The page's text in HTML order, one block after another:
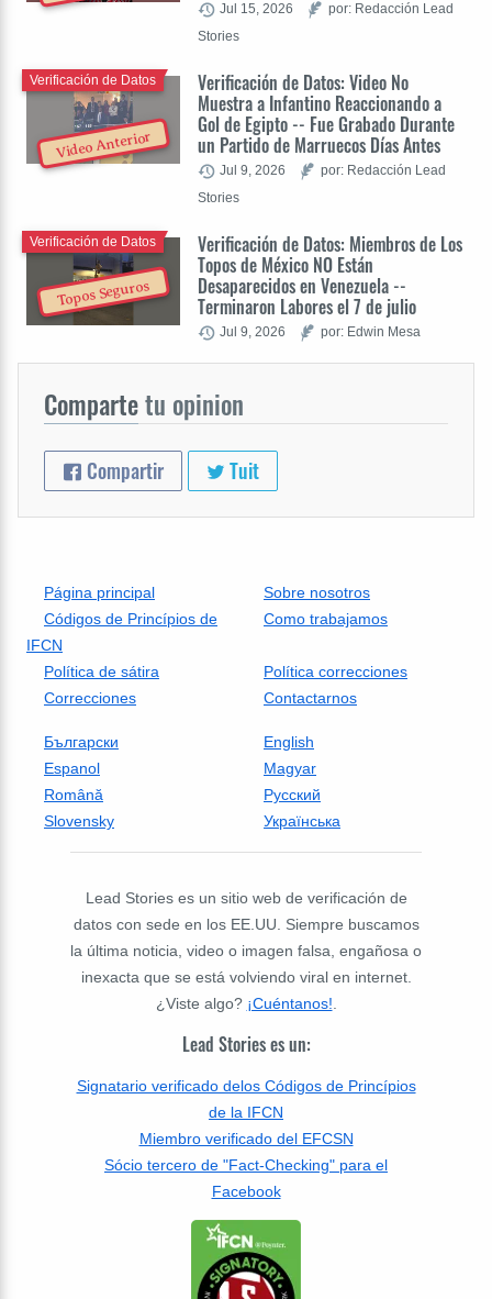
Jul 15, 2026
por: Redacción Lead
Stories
Video Anterior
Verificación de Datos: Video No
Muestra a Infantino Reaccionando a
Gol de Egipto -- Fue Grabado Durante
un Partido de Marruecos Días Antes
Verificación de Datos
Jul 9, 2026
por: Redacción Lead
Stories
Topos Seguros
Verificación de Datos: Miembros de Los
Topos de México NO Están
Desaparecidos en Venezuela --
Terminaron Labores el 7 de julio
Verificación de Datos
Jul 9, 2026 por: Edwin Mesa
Compartetu opinion
Compartir Tuit
Página principal
Sobre nosotros
Códigos de Princípios de
IFCN
Como trabajamos
Política de sátira
Política correcciones
Correcciones
Contactarnos
Български
English
Espanol
Magyar
Română
Русский
Slovensky
Українська
Lead Stories es un sitio web de verificación de
datos con sede en los EE.UU. Siempre buscamos
la última noticia, video o imagen falsa, engañosa o
inexacta que se está volviendo viral en internet.
¿Viste algo? ¡Cuéntanos!.
Lead Stories es un:
Signatario verificado delos Códigos de Princípios
de la IFCN
Miembro verificado del EFCSN
Sócio tercero de "Fact-Checking" para el
Facebook